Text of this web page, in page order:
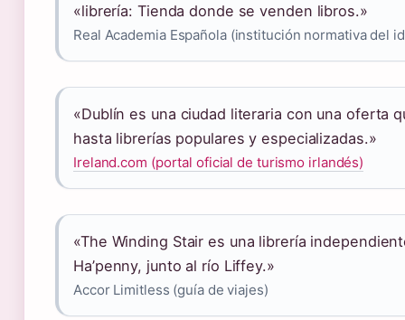
«librería: Tienda donde se venden libros.»
Real Academia Española (institución normativa del
«Dublín es una ciudad literaria con una oferta
hasta librerías populares y especializadas.»
Ireland.com (portal oficial de turismo irlandés)
«The Winding Stair es una librería
Ha’penny, junto al río Liffey.»
Accor Limitless (guía de viajes)